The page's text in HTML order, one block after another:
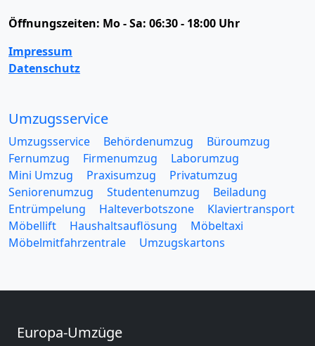
Öffnungszeiten: Mo - Sa: 06:30 - 18:00 Uhr
Impressum
Datenschutz
Umzugsservice
Umzugsservice Behördenumzug
Büroumzug
Fernumzug
Firmenumzug
Laborumzug
Mini Umzug
Praxisumzug
Privatumzug
Seniorenumzug
Studentenumzug
Beiladung
Entrümpelung
Halteverbotszone
Klaviertransport
Möbellift
Haushaltsauflösung
Möbeltaxi
Möbelmitfahrzentrale
Umzugskartons
Europa-Umzüge